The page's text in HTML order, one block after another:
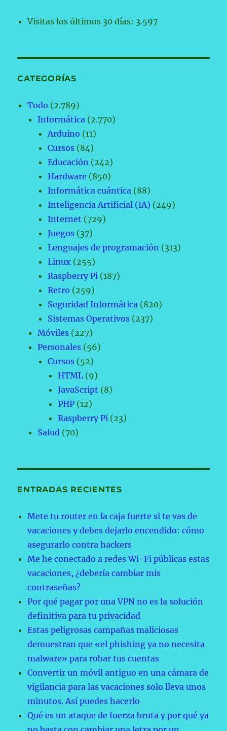
Visitas los últimos 30 días: 3.597
CATEGORÍAS
Todo (2.789)
Informática (2.770)
Arduino (11)
Cursos (84)
Educación (242)
Hardware (850)
Informática cuántica (88)
Inteligencia Artificial (IA) (249)
Internet (729)
Juegos (37)
Lenguajes de programación (313)
Linux (255)
Raspberry Pi (187)
Retro (259)
Seguridad Informática (820)
Sistemas Operativos (237)
Móviles (227)
Personales (56)
Cursos (52)
HTML (9)
JavaScript (8)
PHP (12)
Raspberry Pi (23)
Salud (70)
ENTRADAS RECIENTES
Mete tu router en la caja fuerte si te vas de
vacaciones y debes dejarlo encendido: cómo
asegurarlo contra hackers
Me he conectado a redes Wi-Fi públicas estas
vacaciones, ¿debería cambiar mis
contraseñas?
Por qué pagar por una VPN no es la solución
definitiva para tu privacidad
Estas peligrosas campañas maliciosas
demuestran que «el phishing ya no necesita
malware» para robar tus cuentas
Convertir un móvil antiguo en una cámara de
vigilancia para las vacaciones solo lleva unos
minutos. Así puedes hacerlo
Qué es un ataque de fuerza bruta y por qué ya